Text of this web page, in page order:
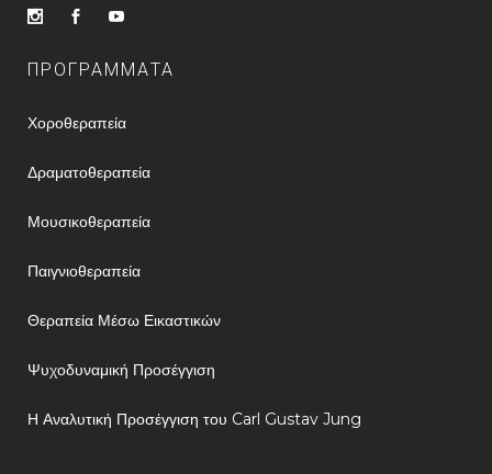
ΠΡΟΓΡΑΜΜΑΤΑ
Χοροθεραπεία
Δραματοθεραπεία
Μουσικοθεραπεία
Παιγνιοθεραπεία
Θεραπεία Μέσω Εικαστικών
Ψυχοδυναμική Προσέγγιση
Η Αναλυτική Προσέγγιση του Carl Gustav Jung